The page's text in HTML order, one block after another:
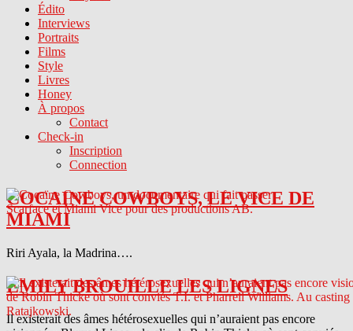
Édito
Interviews
Portraits
Films
Style
Livres
Honey
À propos
Contact
Check-in
Inscription
Connection
COCAINE COWBOYS, LE VICE DE
MIAMI
Riri Ayala, la Madrina….
EMILY BROUILLE LES LIGNES
Il existerait des âmes hétérosexuelles qui n’auraient pas encore